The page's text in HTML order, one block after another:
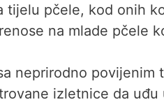
tijelu pčele, kod onih
na mlade pčele
neprirodno povijenim
izletnice da